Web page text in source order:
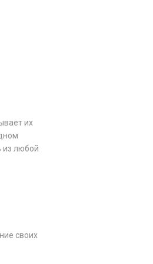
их
из любой
своих